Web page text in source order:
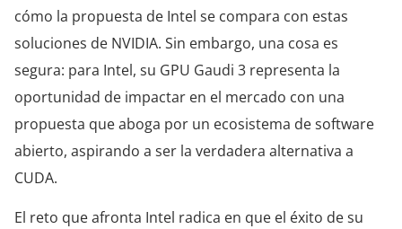
cómo la propuesta de Intel se compara con estas
soluciones de NVIDIA. Sin embargo, una cosa es
segura: para Intel, su GPU Gaudi 3 representa la
oportunidad de impactar en el mercado con una
propuesta que aboga por un ecosistema de software
abierto, aspirando a ser la verdadera alternativa a
CUDA.
El reto que afronta Intel radica en que el éxito de su